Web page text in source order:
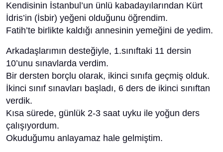
Kendisinin İstanbul’un ünlü kabadayılarından Kürt
İdris’in (İsbir) yeğeni olduğunu öğrendim.
Fatih’te birlikte kaldığı annesinin yemeğini de yedim.
Arkadaşlarımın desteğiyle, 1.sınıftaki 11 dersin
10’unu sınavlarda verdim.
Bir dersten borçlu olarak, ikinci sınıfa geçmiş olduk.
İkinci sınıf sınavları başladı, 6 ders de ikinci sınıftan
verdik.
Kısa sürede, günlük 2-3 saat uyku ile yoğun ders
çalışıyordum.
Okuduğumu anlayamaz hale gelmiştim.